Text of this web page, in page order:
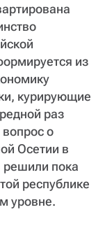
из
курирующие
раз
о
Осетии в
решили пока
республике
уровне.